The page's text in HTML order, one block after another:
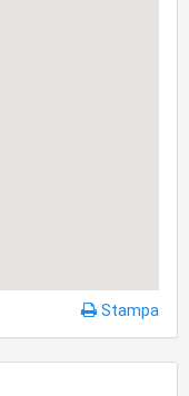
Stampa